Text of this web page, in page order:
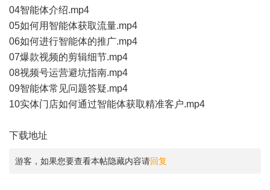
04智能体介绍.mp4
05如何用智能体获取流量.mp4
06如何进行智能体的推广.mp4
07爆款视频的剪辑细节.mp4
08视频号运营避坑指南.mp4
09智能体常见问题答疑.mp4
10实体门店如何通过智能体获取精准客户.mp4
下载地址
游客，如果您要查看本帖隐藏内容请回复